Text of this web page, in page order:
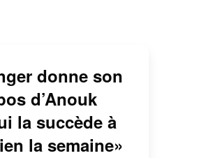
donne son
d’Anouk
la succède à
la semaine»